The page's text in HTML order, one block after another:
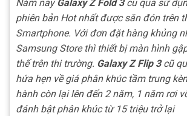
Năm nayGalaxy Z Fold 3cũ qua sử
phiên bản Hot nhất được săn đón trên
Smartphone. Với đơn đặt hàng khủng
Samsung Store thì thiết bị màn hình
thế trên thi trường. Galaxy Z Flip 3cũ
hứa hẹn về giá phân khúc tầm trung
hành còn lại lên đến 2 năm, 1 năm rơi
đánh bật phân khúc từ 15 triệu trở lại